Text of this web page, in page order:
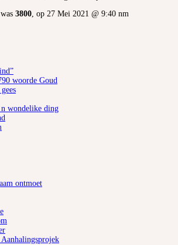
3800, op 27 Mei 2021 @ 9:40 nm
woorde Goud
n wondelike ding
ontmoet